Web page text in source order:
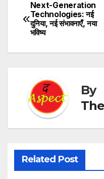
Post
navigation
Next-Generation
Technologies: नई
दुनिया, नई संभावनाएँ, नया
भविष्य
By
Related Post